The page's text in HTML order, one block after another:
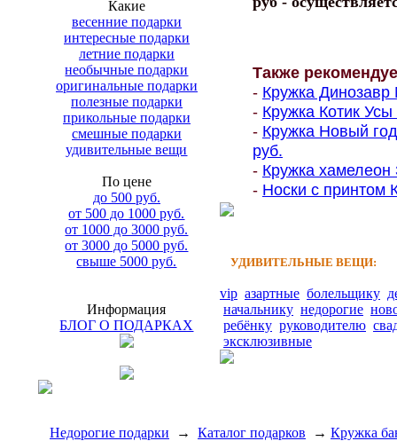
Какие
весенние подарки
интересные подарки
летние подарки
необычные подарки
оригинальные подарки
полезные подарки
прикольные подарки
смешные подарки
удивительные вещи
По цене
до 500 руб.
от 500 до 1000 руб.
от 1000 до 3000 руб.
от 3000 до 5000 руб.
свыше 5000 руб.
Информация
БЛОГ О ПОДАРКАХ
Также
- Кружка Динозавр
- Кружка Котик
- Кружка Новый
руб.
- Кружка хамелеон
- Носки с принтом
УДИВИТЕЛЬНЫЕ ВЕЩИ:
vip азартные болельщику
начальнику недорогие
ребёнку руководителю
эксклюзивные
Недорогие подарки → Каталог подарков → Кружка